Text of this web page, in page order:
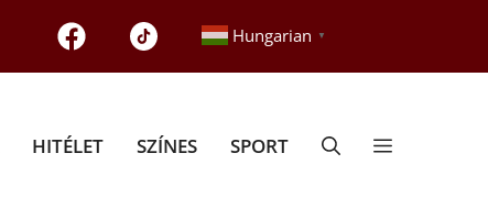
Hungarian ▼
HITÉLET SZÍNES SPORT